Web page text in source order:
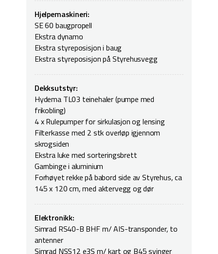
Hjelpemaskineri:
SE 60 baugpropell
Ekstra dynamo
Ekstra styreposisjon i baug
Ekstra styreposisjon på Styrehusvegg
Dekksutstyr:
Hydema TL03 teinehaler (pumpe med
frikobling)
4 x Rulepumper for sirkulasjon og lensing
Filterkasse med 2 stk overløp igjennom
skrogsiden
Ekstra luke med sorteringsbrett
Garnbinge i aluminium
Forhøyet rekke på babord side av Styrehus, ca
145 x 120 cm, med aktervegg og dør
Elektronikk:
Simrad RS40-B BHF m/ AIS-transponder, to
antenner
Simrad NSS12 e3S m/ kart og B45 svinger